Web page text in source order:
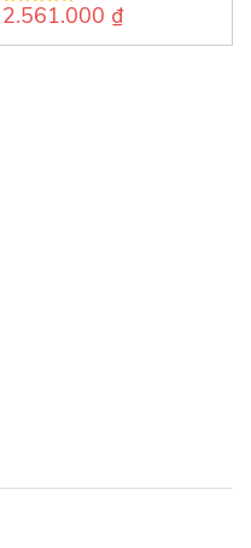
0
of
2.561.000 ₫